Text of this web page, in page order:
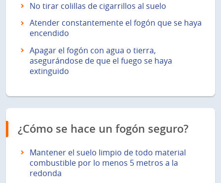
No tirar colillas de cigarrillos al suelo
Atender constantemente el fogón que se haya
encendido
Apagar el fogón con agua o tierra,
asegurándose de que el fuego se haya
extinguido
¿Cómo se hace un fogón seguro?
Mantener el suelo limpio de todo material
combustible por lo menos 5 metros a la
redonda